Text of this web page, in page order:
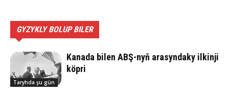
GYZYKLY BOLUP BILER
Taryhda şu gün
Ka­na­da bilen ABŞ-nyň arasyndaky ilkinji
köp­ri